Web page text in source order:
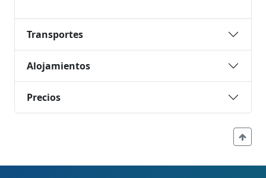
Transportes
Alojamientos
Precios